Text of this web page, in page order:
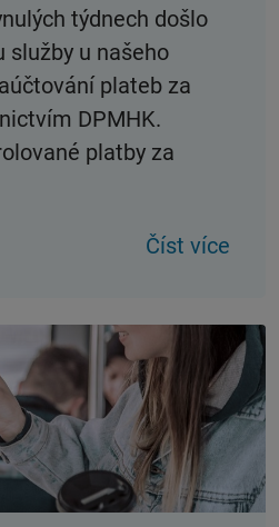
týdnech došlo
služby u našeho
plateb za
DPMHK.
platby za
Číst více